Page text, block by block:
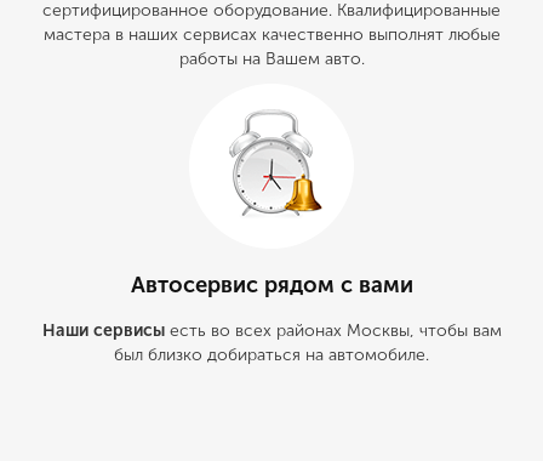
сертифицированное оборудование. Квалифицированные
мастера в наших сервисах качественно выполнят любые
работы на Вашем авто.
Автосервис рядом с вами
Наши сервисы есть во всех районах Москвы, чтобы вам
был близко добираться на автомобиле.